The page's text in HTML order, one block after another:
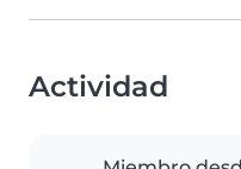
Actividad